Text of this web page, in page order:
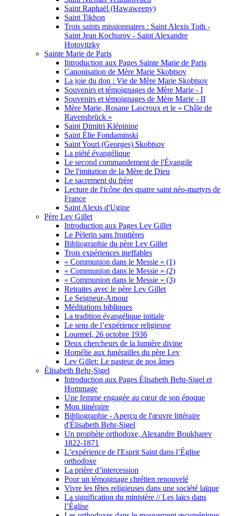
Saint Raphaël (Hawaweeny)
Saint Tikhon
Trois saints missionnaires : Saint Alexis Toth -
Saint Jean Kochurov - Saint Alexandre
Hotovitzky
Sainte Marie de Paris
Introduction aux Pages Sainte Marie de Paris
Canonisation de Mère Marie Skobtsov
La joie du don : Vie de Mère Marie Skobtsov
Souvenirs et témoignages de Mère Marie - I
Souvenirs et témoignages de Mère Marie - II
Mère Marie, Rosane Lascroux et le « Châle de
Ravensbrück »
Saint Dimitri Klépinine
Saint Élie Fondaminski
Saint Youri (Georges) Skobtsov
La piété évangélique
Le second commandement de l'Évangile
De l'imitation de la Mère de Dieu
Le sacrement du frère
Lecture de l'icône des quatre saint néo-martyrs de
France
Saint Alexis d'Ugine
Père Lev Gillet
Introduction aux Pages Lev Gillet
Le Pèlerin sans frontières
Bibliographie du père Lev Gillet
Trois expériences ineffables
« Communion dans le Messie » (1)
« Communion dans le Messie » (2)
« Communion dans le Messie » (3)
Retraites avec le père Lev Gillet
Le Seigneur-Amour
Méditations bibliques
La tradition évangélique initiale
Le sens de l’expérience religieuse
Lourmel, 26 octobre 1936
Deux chercheurs de la lumière divine
Homélie aux funérailles du père Lev
Lev Gillet: Le pasteur de nos âmes
Élisabeth Behr-Sigel
Introduction aux Pages Élisabeth Behr-Sigel et
Hommage
Une femme engagée au cœur de son époque
Mon itinéraire
Bibliographie - Aperçu de l'œuvre littéraire
d'Élisabeth Behr-Sigel
Un prophète orthodoxe, Alexandre Boukharev
1822-1871
L’expérience de l'Esprit Saint dans l’Église
orthodoxe
La prière d’intercession
Pour un témoignage chrétien renouvelé
Vivre les fêtes religieuses dans une société laïque
La signification du ministère // Les laïcs dans
l’Église